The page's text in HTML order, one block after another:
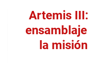
Artemis III:
la